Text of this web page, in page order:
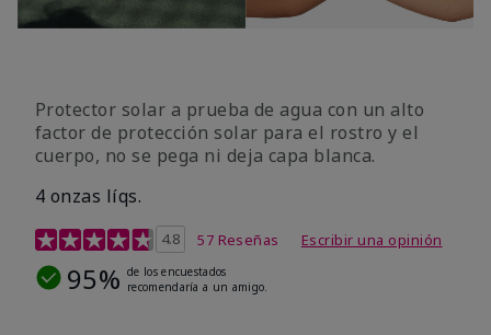
Protector solar a prueba de agua con un alto
factor de protección solar para el rostro y el
cuerpo, no se pega ni deja capa blanca.
4 onzas líqs.
Calificación de clientes de 4,2 de 5
4.8 57 Reseñas Escribir una opinión
95% de los encuestados
recomendaría a un amigo.